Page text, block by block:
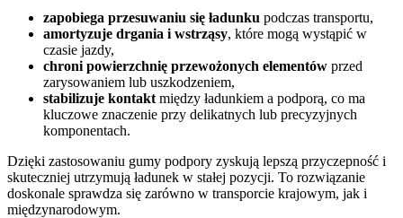
zapobiega przesuwaniu się ładunku podczas transportu,
amortyzuje drgania i wstrząsy, które mogą wystąpić w
czasie jazdy,
chroni powierzchnię przewożonych elementów przed
zarysowaniem lub uszkodzeniem,
stabilizuje kontakt między ładunkiem a podporą, co ma
kluczowe znaczenie przy delikatnych lub precyzyjnych
komponentach.
Dzięki zastosowaniu gumy podpory zyskują lepszą przyczepność i
skuteczniej utrzymują ładunek w stałej pozycji. To rozwiązanie
doskonale sprawdza się zarówno w transporcie krajowym, jak i
międzynarodowym.